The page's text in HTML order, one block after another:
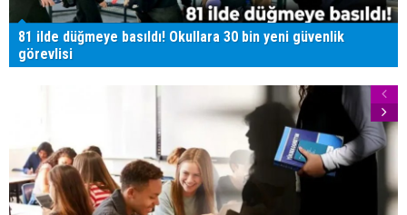
81 ilde düğmeye basıldı! Okullara 30 bin yeni güvenlik
görevlisi